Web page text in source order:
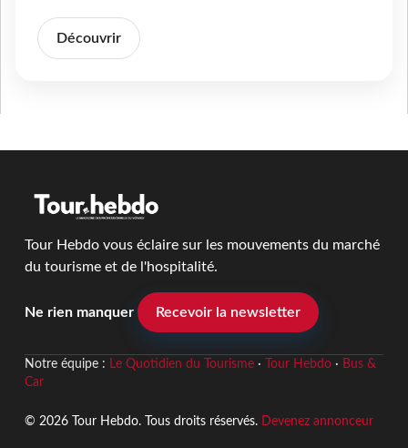
Découvrir
Tour Hebdo vous éclaire sur les mouvements du marché
du tourisme et de l'hospitalité.
Ne rien manquer Recevoir la newsletter
Notre équipe : Le Quotidien du Tourisme· Tour Hebdo· Bus &
Car
© 2026 Tour Hebdo. Tous droits réservés. Devenez annonceur